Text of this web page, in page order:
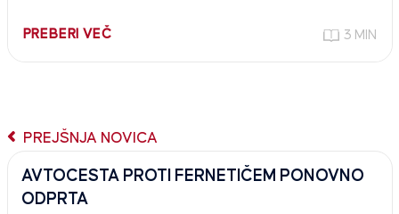
PREBERI VEČ 3 MIN
PREJŠNJA NOVICA
AVTOCESTA PROTI FERNETIČEM PONOVNO
ODPRTA